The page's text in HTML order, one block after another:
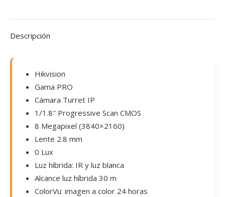
Descripción
Hikvision
Gama PRO
Cámara Turret IP
1/1.8″ Progressive Scan CMOS
8 Megapixel (3840×2160)
Lente 2.8 mm
0 Lux
Luz híbrida: IR y luz blanca
Alcance luz híbrida 30 m
ColorVu: imagen a color 24 horas